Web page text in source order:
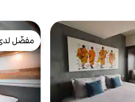
مفضّل
مفضّل